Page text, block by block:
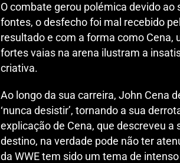
O combate gerou polémica devido
fontes, o desfecho foi mal recebido
resultado e com a forma como Cena,
fortes vaias na arena ilustram a
criativa.
Ao longo da sua carreira, John Cena
‘nunca desistir’, tornando a sua
explicação de Cena, que descreveu
destino, na verdade pode não ter
da WWE tem sido um tema de